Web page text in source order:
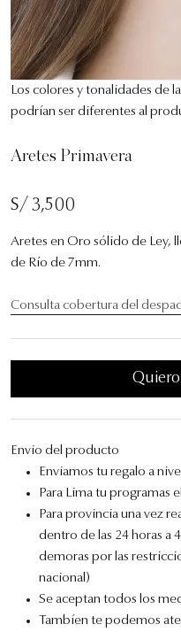
Los colores y tonalidades de
podrían ser diferentes al
Aretes Primavera
S/ 3,500
Aretes en Oro sólido de Ley,
de Río de 7mm.
Consulta cobertura del
Envio del producto
Enviamos tu regalo a
Para Lima tu programas
Para provincia una vez
dentro de las 24 horas a
demoras por las
nacional)
Se aceptan todos los
Tambíen te podemos